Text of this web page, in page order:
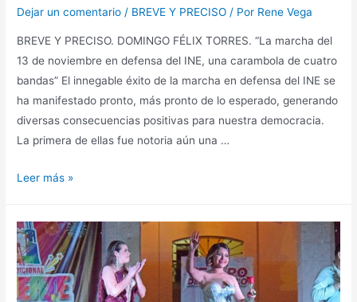
Dejar un comentario / BREVE Y PRECISO / Por Rene Vega
BREVE Y PRECISO. DOMINGO FÉLIX TORRES. “La marcha del
13 de noviembre en defensa del INE, una carambola de cuatro
bandas” El innegable éxito de la marcha en defensa del INE se
ha manifestado pronto, más pronto de lo esperado, generando
diversas consecuencias positivas para nuestra democracia.
La primera de ellas fue notoria aún una …
Leer más »